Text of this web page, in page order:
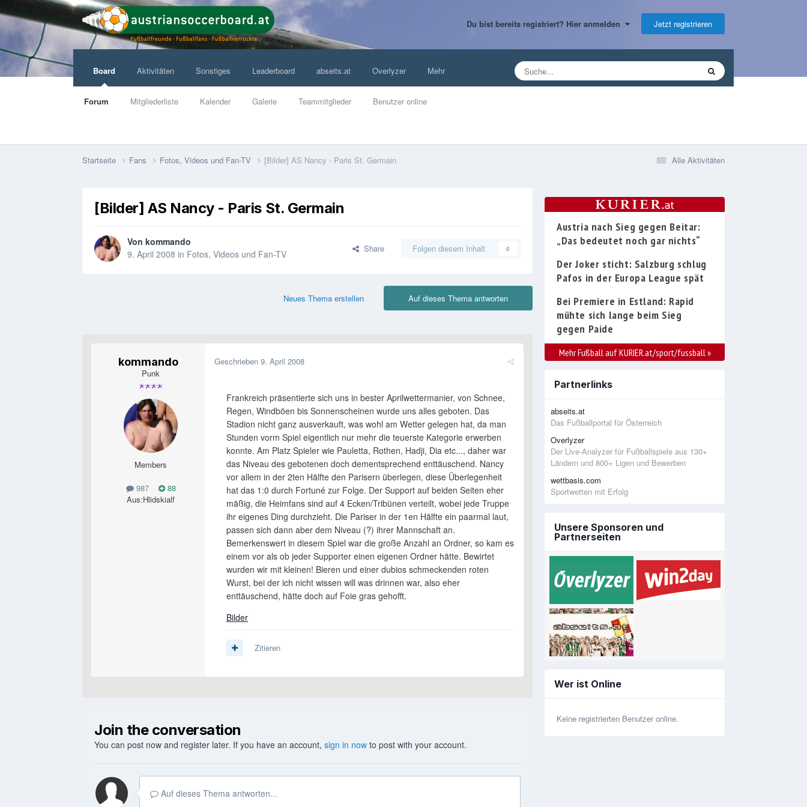
Du bist bereits registriert? Hier anmelden Jetzt registrieren
Board
Forum Mitgliederliste Kalender Galerie Teammitglieder Benutzer online
Aktivitäten Sonstiges Leaderboard abseits.at Overlyzer Mehr
Alle Aktivitäten
Startseite Fans Fotos, Videos und Fan-TV [Bilder] AS Nancy - Paris St. Germain
[Bilder] AS Nancy - Paris St. Germain
Von kommando
9. April 2008 in Fotos, Videos und Fan-TV Share Folgen diesem Inhalt 0
Auf dieses Thema antworten
Neues Thema erstellen
kommando
Punk
Members
987
88
Aus:Hlidskialf
Geschrieben 9. April 2008
Frankreich präsentierte sich uns in bester Aprilwettermanier, von Schnee,
Regen, Windböen bis Sonnenscheinen wurde uns alles geboten. Das
Stadion nicht ganz ausverkauft, was wohl am Wetter gelegen hat, da man
Stunden vorm Spiel eigentlich nur mehr die teuerste Kategorie erwerben
konnte. Am Platz Spieler wie Pauletta, Rothen, Hadji, Dia etc..., daher war
das Niveau des gebotenen doch dementsprechend enttäuschend. Nancy
vor allem in der 2ten Hälfte den Parisern überlegen, diese Überlegenheit
hat das 1:0 durch Fortuné zur Folge. Der Support auf beiden Seiten eher
mäßig, die Heimfans sind auf 4 Ecken/Tribünen verteilt, wobei jede Truppe
ihr eigenes Ding durchzieht. Die Pariser in der 1en Hälfte ein paarmal laut,
passen sich dann aber dem Niveau (?) ihrer Mannschaft an.
Bemerkenswert in diesem Spiel war die große Anzahl an Ordner, so kam es
einem vor als ob jeder Supporter einen eigenen Ordner hätte. Bewirtet
wurden wir mit kleinen! Bieren und einer dubios schmeckenden roten
Wurst, bei der ich nicht wissen will was drinnen war, also eher
enttäuschend, hätte doch auf Foie gras gehofft.
Bilder
Zitieren
Join the conversation
You can post now and register later. If you have an account, sign in now to post with your account.
Auf dieses Thema antworten...
Austria nach Sieg gegen Beitar:
„Das bedeutet noch gar nichts“
Der Joker sticht: Salzburg schlug
Pafos in der Europa League spät
Bei Premiere in Estland: Rapid
mühte sich lange beim Sieg
gegen Paide
Mehr Fußball auf KURIER.at/sport/fussball »
Partnerlinks
abseits.at
Das Fußballportal für Österreich
Overlyzer
Der Live-Analyzer für Fußballspiele aus 130+
Ländern und 800+ Ligen und Bewerben
wettbasis.com
Sportwetten mit Erfolg
Unsere Sponsoren und
Partnerseiten
Wer ist Online
Keine registrierten Benutzer online.